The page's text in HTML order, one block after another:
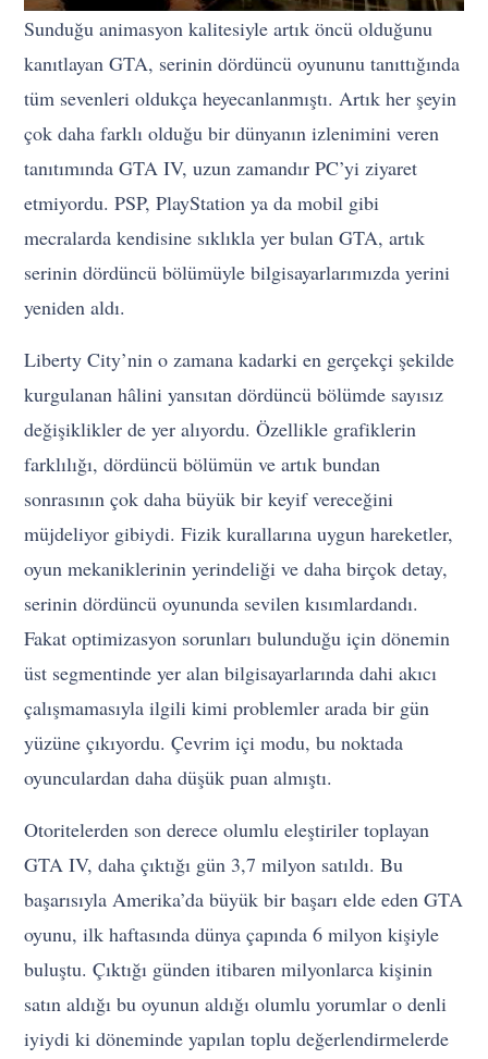
Sunduğu animasyon kalitesiyle artık öncü olduğunu
kanıtlayan GTA, serinin dördüncü oyununu tanıttığında
tüm sevenleri oldukça heyecanlanmıştı. Artık her şeyin
çok daha farklı olduğu bir dünyanın izlenimini veren
tanıtımında GTA IV, uzun zamandır PC’yi ziyaret
etmiyordu. PSP, PlayStation ya da mobil gibi
mecralarda kendisine sıklıkla yer bulan GTA, artık
serinin dördüncü bölümüyle bilgisayarlarımızda yerini
yeniden aldı.
Liberty City’nin o zamana kadarki en gerçekçi şekilde
kurgulanan hâlini yansıtan dördüncü bölümde sayısız
değişiklikler de yer alıyordu. Özellikle grafiklerin
farklılığı, dördüncü bölümün ve artık bundan
sonrasının çok daha büyük bir keyif vereceğini
müjdeliyor gibiydi. Fizik kurallarına uygun hareketler,
oyun mekaniklerinin yerindeliği ve daha birçok detay,
serinin dördüncü oyununda sevilen kısımlardandı.
Fakat optimizasyon sorunları bulunduğu için dönemin
üst segmentinde yer alan bilgisayarlarında dahi akıcı
çalışmamasıyla ilgili kimi problemler arada bir gün
yüzüne çıkıyordu. Çevrim içi modu, bu noktada
oyunculardan daha düşük puan almıştı.
Otoritelerden son derece olumlu eleştiriler toplayan
GTA IV, daha çıktığı gün 3,7 milyon satıldı. Bu
başarısıyla Amerika’da büyük bir başarı elde eden GTA
oyunu, ilk haftasında dünya çapında 6 milyon kişiyle
buluştu. Çıktığı günden itibaren milyonlarca kişinin
satın aldığı bu oyunun aldığı olumlu yorumlar o denli
iyiydi ki döneminde yapılan toplu değerlendirmelerde